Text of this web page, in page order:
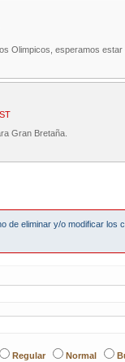
Olimpicos, esperamos
Gran Bretaña.
de eliminar y/o modificar los
Regular Normal